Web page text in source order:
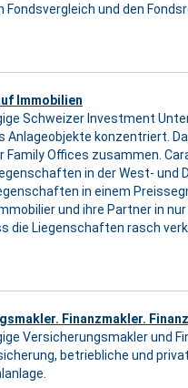
und den
Immobilien
Schweizer Investment
konzentriert.
Offices zusammen.
in der West- und
in einem
und ihre Partner in
Liegenschaften rasch
Finanzmakler.
Versicherungsmakler und
betriebliche und